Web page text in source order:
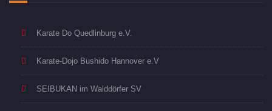
Karate Do Quedlinburg e.V.
Karate-Dojo Bushido Hannover e.V
SEIBUKAN im Walddörfer SV